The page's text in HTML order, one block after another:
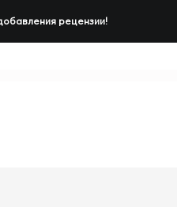
рецензии!